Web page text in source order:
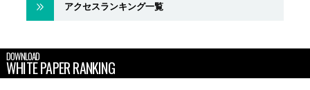
アクセスランキング一覧
DOWNLOAD
WHITE PAPER RANKING